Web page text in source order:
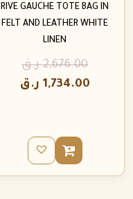
RIVE GAUCHE TOTE BAG IN
FELT AND LEATHER WHITE
LINEN
2,676.00 ر.ق
1,734.00 ر.ق